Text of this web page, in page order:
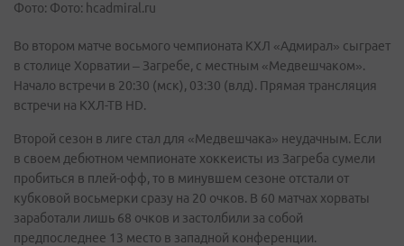
Фото: Фото: hcadmiral.ru
Во втором матче восьмого чемпионата КХЛ «Адмирал» сыграет
в столице Хорватии – Загребе, с местным «Медвешчаком».
Начало встречи в 20:30 (мск), 03:30 (влд). Прямая трансляция
встречи на КХЛ-ТВ HD.
Второй сезон в лиге стал для «Медвешчака» неудачным. Если
в своем дебютном чемпионате хоккеисты из Загреба сумели
пробиться в плей-офф, то в минувшем сезоне отстали от
кубковой восьмерки сразу на 20 очков. В 60 матчах хорваты
заработали лишь 68 очков и застолбили за собой
предпоследнее 13 место в западной конференции.